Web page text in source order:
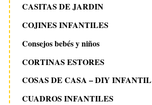
CASITAS DE JARDIN
COJINES INFANTILES
Consejos bebés y niños
CORTINAS ESTORES
COSAS DE CASA – DIY INFANTIL
CUADROS INFANTILES